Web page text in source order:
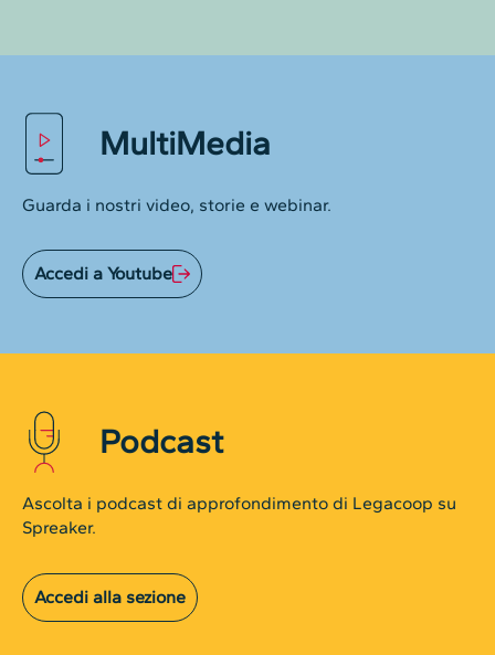
MultiMedia
Guarda i nostri video, storie e webinar.
Accedi a Youtube
Podcast
Ascolta i podcast di approfondimento di Legacoop su
Spreaker.
Accedi alla sezione